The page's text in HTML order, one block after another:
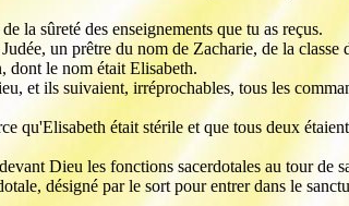
la sûreté des enseignements que tu as reçus.
un prêtre du nom de Zacharie, de la classe
dont le nom était Elisabeth.
et ils suivaient, irréprochables, tous les
qu'Elisabeth était stérile et que tous deux
Dieu les fonctions sacerdotales au tour de
désigné par le sort pour entrer dans le